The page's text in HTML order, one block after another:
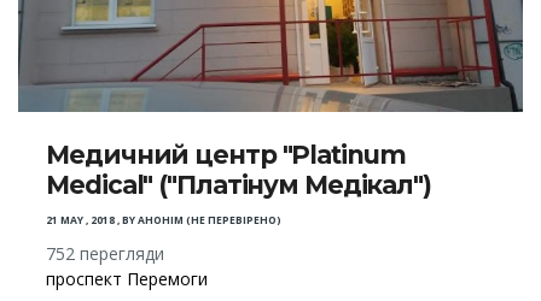
Медичний центр "Platinum
Medical" ("Платінум Медікал")
21 MAY , 2018,BYАНОНІМ (НЕ ПЕРЕВІРЕНО)
752 перегляди
проспект Перемоги